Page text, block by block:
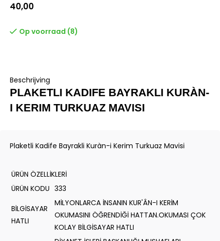
40,00
Op voorraad (8)
Beschrijving
PLAKETLI KADIFE BAYRAKLI KURÀN-
I KERIM TURKUAZ MAVISI
Plaketli Kadife Bayrakli Kuràn-i Kerim Turkuaz Mavisi
ÜRÜN ÖZELLİKLERİ
ÜRÜN KODU 333
BİLGİSAYAR
HATLI
MİLYONLARCA İNSANIN KUR'ÂN-I KERİM
OKUMASINI ÖĞRENDİĞİ HATTAN.OKUMASI ÇOK
KOLAY BİLGİSAYAR HATLI